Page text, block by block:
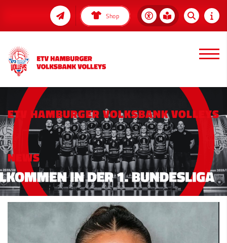
Shop
ETV HAMBURGER VOLKSBANK VOLLEYS
NEWS